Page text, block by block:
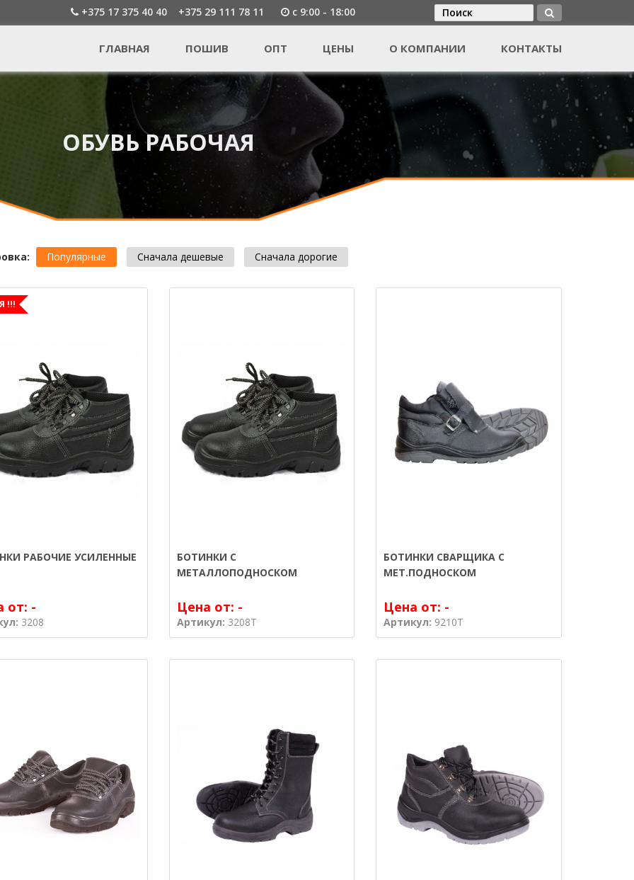
Форма поиска
+375 17 375 40 40 +375 29 111 78 11 c 9:00 - 18:00
ГЛАВНАЯ ПОШИВ ОПТ ЦЕНЫ О КОМПАНИИ КОНТАКТЫ
ОБУВЬ РАБОЧАЯ
Популярные Сначала дешевые Сначала дорогие
!!!
РАБОЧИЕ УСИЛЕННЫЕ
от: -
3208
БОТИНКИ С
МЕТАЛЛОПОДНОСКОМ
Цена от: -
Артикул: 3208T
БОТИНКИ СВАРЩИКА С
МЕТ.ПОДНОСКОМ
Цена от: -
Артикул: 9210T